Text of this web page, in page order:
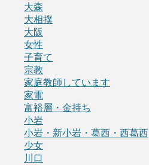
大森
大相撲
大阪
女性
子育て
宗教
家庭教師しています
家電
富裕層・金持ち
小岩
小岩・新小岩・葛西・西葛西
少女
川口